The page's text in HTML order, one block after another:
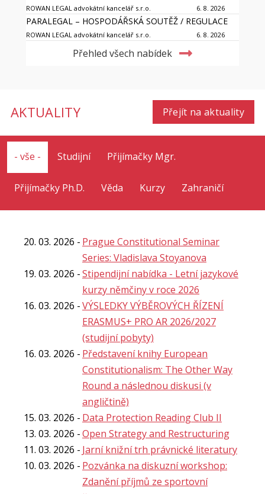
ROWAN LEGAL advokátní kancelář s.r.o. 6. 8. 2026
PARALEGAL – HOSPODÁŘSKÁ SOUTĚŽ / REGULACE
ROWAN LEGAL advokátní kancelář s.r.o. 6. 8. 2026
Přehled všech nabídek
AKTUALITY Přejít na aktuality
- vše - Studijní Přijímačky Mgr.
Přijímačky Ph.D. Věda Kurzy Zahraničí
20. 03. 2026
Prague Constitutional Seminar
Series: Vladislava Stoyanova
19. 03. 2026
Stipendijní nabídka - Letní jazykové
kurzy němčiny v roce 2026
16. 03. 2026
VÝSLEDKY VÝBĚROVÝCH ŘÍZENÍ
ERASMUS+ PRO AR 2026/2027
(studijní pobyty)
16. 03. 2026
Představení knihy European
Constitutionalism: The Other Way
Round a následnou diskusi (v
angličtině)
15. 03. 2026
Data Protection Reading Club II
13. 03. 2026
Open Strategy and Restructuring
11. 03. 2026
Jarní knižní trh právnické literatury
10. 03. 2026
Pozvánka na diskuzní workshop:
Zdanění příjmů ze sportovní